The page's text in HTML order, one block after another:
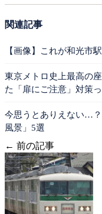
関連記事
【画像】これが和光市
東京メトロ史上最高の
た「扉にご注意」対策っ
今思うとありえない…
風景」5選
← 前の記事